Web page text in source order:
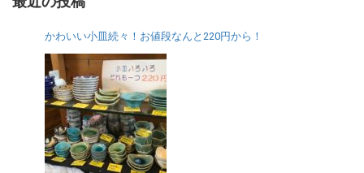
かわいい小皿続々！お値段なんと220円から！